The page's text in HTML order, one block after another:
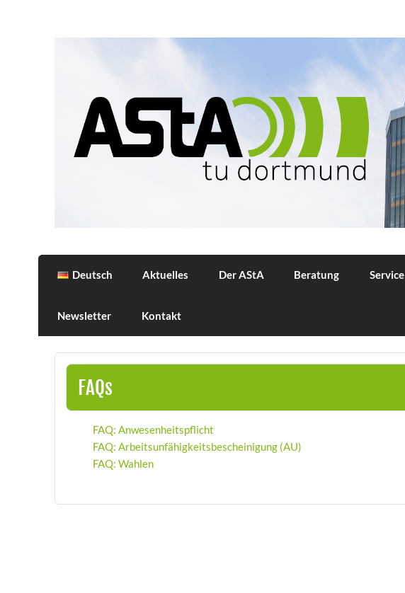
Allgemeiner Studierendenausschuss der TU Dortmund
Deutsch Aktuelles Der AStA Beratung Service
Newsletter Kontakt
FAQs
FAQ: Anwesenheitspflicht
FAQ: Arbeitsunfähigkeitsbescheinigung (AU)
FAQ: Wahlen